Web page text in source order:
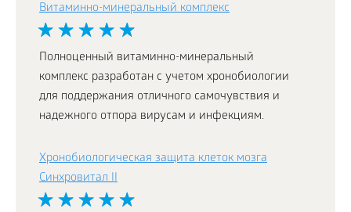
Витаминно-минеральный комплекс
Полноценный витаминно-минеральный
комплекс разработан с учетом хронобиологии
для поддержания отличного самочувствия и
надежного отпора вирусам и инфекциям.
Хронобиологическая защита клеток мозга
Синхровитал II